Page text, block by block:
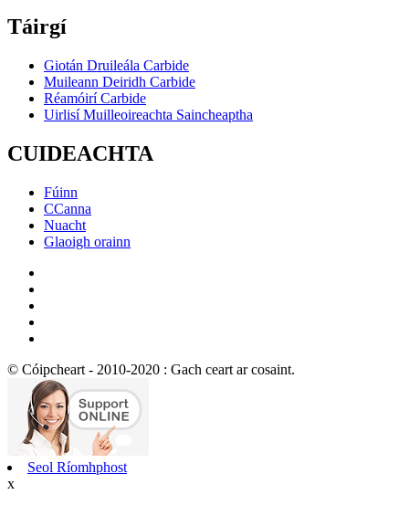
Táirgí
Giotán Druileála Carbide
Muileann Deiridh Carbide
Réamóirí Carbide
Uirlisí Muilleoireachta Saincheaptha
CUIDEACHTA
Fúinn
CCanna
Nuacht
Glaoigh orainn
© Cóipcheart - 2010-2020 : Gach ceart ar cosaint.
Seol Ríomhphost
x